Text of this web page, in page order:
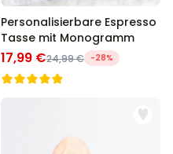
Personalisierbare Espresso
Tasse mit Monogramm
17,99 €24,99 € -28%